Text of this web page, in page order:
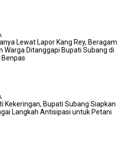
Lewat Lapor Kang Rey, Beragam
Warga Ditanggapi Bupati Subang di
Benpas
Kekeringan, Bupati Subang Siapkan
Langkah Antisipasi untuk Petani